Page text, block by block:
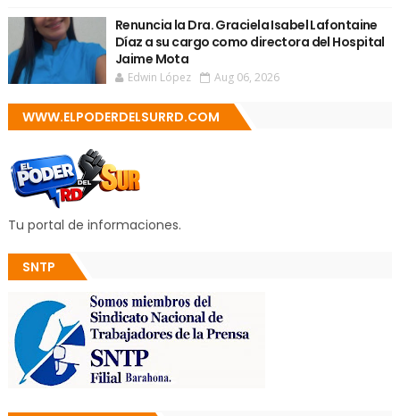
Renuncia la Dra. Graciela Isabel Lafontaine
Díaz a su cargo como directora del Hospital
Jaime Mota
Edwin López Aug 06, 2026
WWW.ELPODERDELSURRD.COM
Tu portal de informaciones.
SNTP